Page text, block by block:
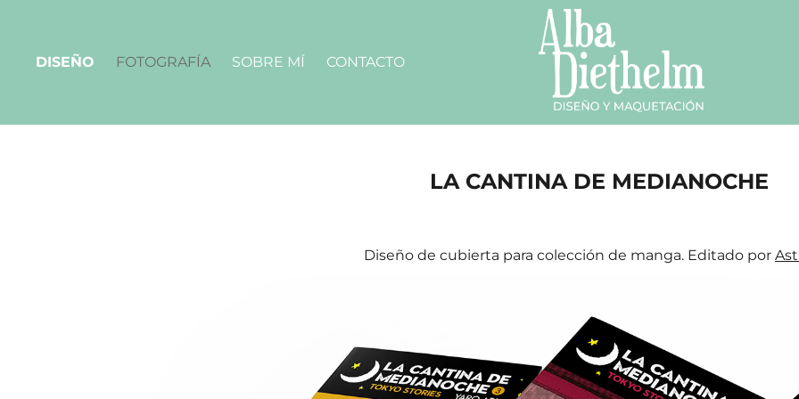
DISEÑO FOTOGRAFÍA SOBRE MÍ CONTACTO
LA CANTINA DE MEDIANOCHE
Diseño de cubierta para colección de manga. Editado por